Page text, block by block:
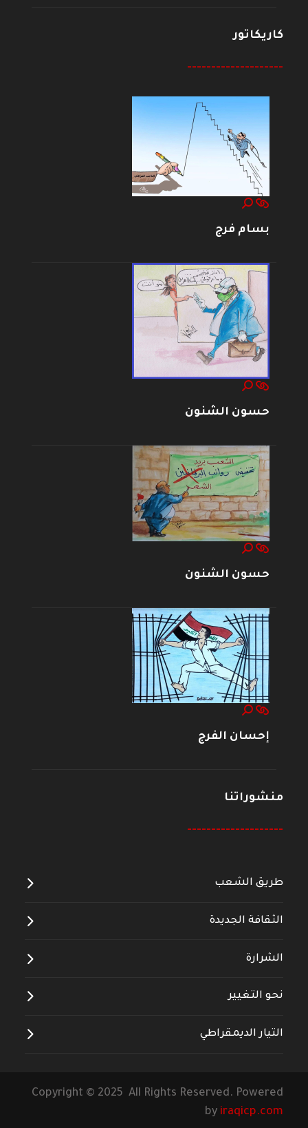
كاريكاتور
--------------------
بسام فرج
حسون الشنون
حسون الشنون
إحسان الفرج
منشوراتنا
--------------------
طريق الشعب
الثقافة الجديدة
الشرارة
نحو التغيير
التيار الديمقراطي
Copyright © 2025 All Rights Reserved. Powered
by iraqicp.com